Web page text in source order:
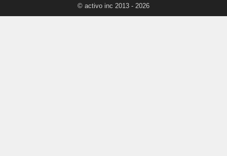
© activo inc 2013 - 2026